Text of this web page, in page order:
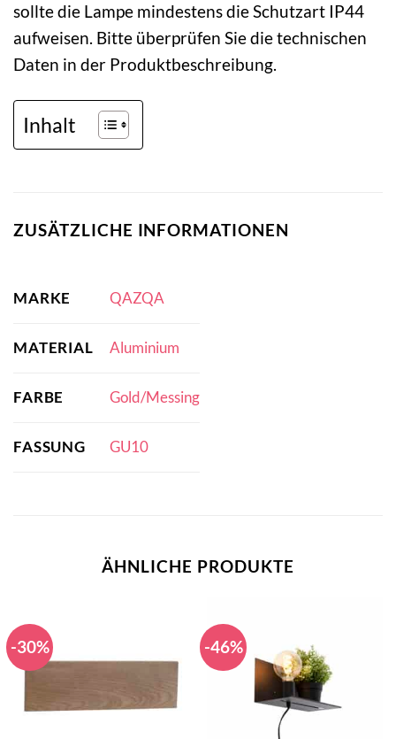
sollte die Lampe mindestens die Schutzart IP44
aufweisen. Bitte überprüfen Sie die technischen
Daten in der Produktbeschreibung.
Inhalt
ZUSÄTZLICHE INFORMATIONEN
MARKE QAZQA
MATERIAL Aluminium
FARBE Gold/Messing
FASSUNG GU10
ÄHNLICHE PRODUKTE
-30% -46%